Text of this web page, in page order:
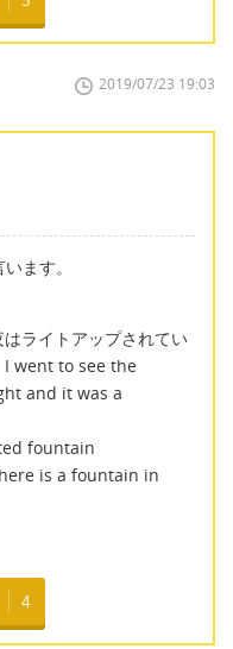
2019/07/23 19:03
ます。
ライトアップされてい
went to see the
and it was a
fountain
is a fountain in
4